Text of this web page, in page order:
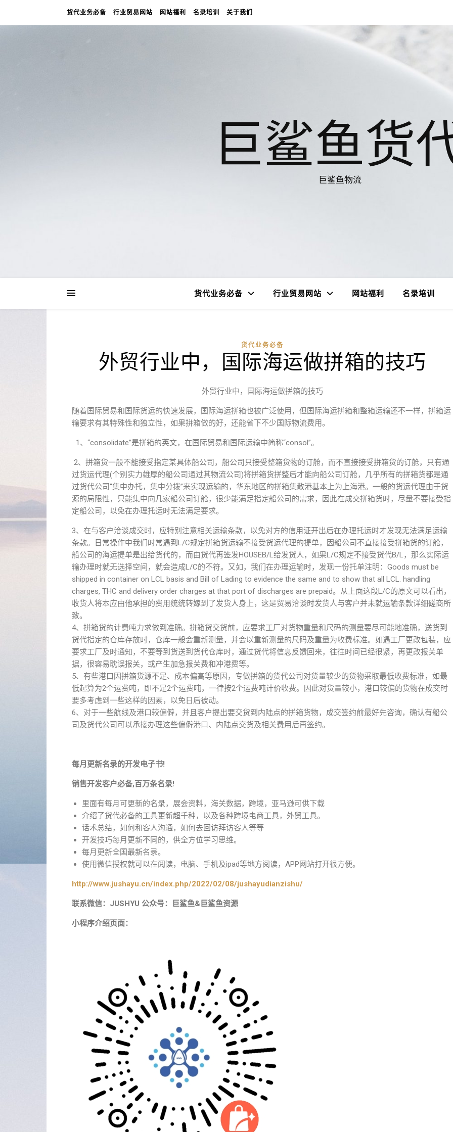
货代业务必备 行业贸易网站 网站福利 名录培训 关于我们
巨鲨鱼货
巨鲨鱼物流
货代业务必备 行业贸易网站 网站福利 名录培训
货代业务必备
外贸行业中，国际海运做拼箱的技巧
外贸行业中，国际海运做拼箱的技巧
随着国际贸易和国际货运的快速发展，国际海运拼箱也被广泛使用，但国际海运拼箱和整箱运输还不一样，拼箱运
输要求有其特殊性和独立性，如果拼箱做的好，还能省下不少国际物流费用。
1、“consolidate”是拼箱的英文，在国际贸易和国际运输中简称“consol”。
2、拼箱货一般不能接受指定某具体船公司，船公司只接受整箱货物的订舱，而不直接接受拼箱货的订舱，只有通
过货运代理(个别实力雄厚的船公司通过其物流公司)将拼箱货拼整后才能向船公司订舱，几乎所有的拼箱货都是通
过货代公司“集中办托，集中分拨”来实现运输的，华东地区的拼箱集散港基本上为上海港。一般的货运代理由于货
源的局限性，只能集中向几家船公司订舱，很少能满足指定船公司的需求，因此在成交拼箱货时，尽量不要接受指
定船公司，以免在办理托运时无法满足要求。
3、在与客户洽谈成交时，应特别注意相关运输条款，以免对方的信用证开出后在办理托运时才发现无法满足运输
条款。日常操作中我们时常遇到L/C规定拼箱货运输不接受货运代理的提单，因船公司不直接接受拼箱货的订舱，
船公司的海运提单是出给货代的，而由货代再签发HOUSEB/L给发货人，如果L/C规定不接受货代B/L，那么实际运
输办理时就无选择空间，就会造成L/C的不符。又如，我们在办理运输时，发现一份托单注明：Goods must be
shipped in container on LCL basis and Bill of Lading to evidence the same and to show that all LCL. handling
charges, THC and delivery order charges at that port of discharges are prepaid。从上面这段L/C的原文可以看出，
收货人将本应由他承担的费用统统转嫁到了发货人身上，这是贸易洽谈时发货人与客户并未就运输条款详细磋商所
致。
4、拼箱货的计费吨力求做到准确。拼箱货交货前，应要求工厂对货物重量和尺码的测量要尽可能地准确，送货到
货代指定的仓库存放时，仓库一般会重新测量，并会以重新测量的尺码及重量为收费标准。如遇工厂更改包装，应
要求工厂及时通知，不要等到货送到货代仓库时，通过货代将信息反馈回来，往往时间已经很紧，再更改报关单
据，很容易耽误报关，或产生加急报关费和冲港费等。
5、有些港口因拼箱货源不足、成本偏高等原因，专做拼箱的货代公司对货量较少的货物采取最低收费标准，如最
低起算为2个运费吨，即不足2个运费吨，一律按2个运费吨计价收费。因此对货量较小，港口较偏的货物在成交时
要多考虑到一些这样的因素，以免日后被动。
6、对于一些航线及港口较偏僻，并且客户提出要交货到内陆点的拼箱货物，成交签约前最好先咨询，确认有船公
司及货代公司可以承接办理这些偏僻港口、内陆点交货及相关费用后再签约。
每月更新名录的开发电子书!
销售开发客户必备,百万条名录!
里面有每月可更新的名录，展会资料，海关数据，跨境，亚马逊可供下载
介绍了货代必备的工具更新超千种，以及各种跨境电商工具，外贸工具。
话术总结，如何和客人沟通，如何去回访拜访客人等等
开发技巧每月更新不同的，供全方位学习思维。
每月更新全国最新名录。
使用微信授权就可以在阅读，电脑、手机及ipad等地方阅读，APP网站打开很方便。
http://www.jushayu.cn/index.php/2022/02/08/jushayudianzishu/
联系微信：JUSHYU 公众号：巨鲨鱼&巨鲨鱼资源
小程序介绍页面：